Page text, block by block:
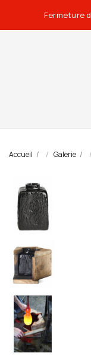
Fermeture
Accueil Galerie